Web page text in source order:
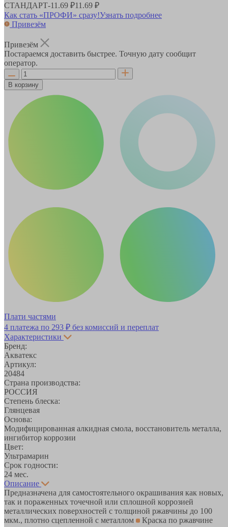
СТАНДАРТ-11.69 ₽11.69 ₽
Как стать «ПРОФИ» сразу!Узнать подробнее
Привезём
Привезём
Постараемся доставить быстрее. Точную дату сообщит
оператор.
В корзину
Плати частями
4 платежа по 293 ₽ без комиссий и переплат
Характеристики
Бренд:
Акватекс
Артикул:
20484
Страна производства:
РОССИЯ
Степень блеска:
Глянцевая
Основа:
Модифицированная алкидная смола, восстановитель металла,
ингибитор коррозии
Цвет:
Ультрамарин
Срок годности:
24 мес.
Описание
Предназначена для самостоятельного окрашивания как новых,
так и пораженных точечной или сплошной коррозией
металлических поверхностей с толщиной ржавчины до 100
мкм., плотно сцепленной с металлом
Краска по ржавчине